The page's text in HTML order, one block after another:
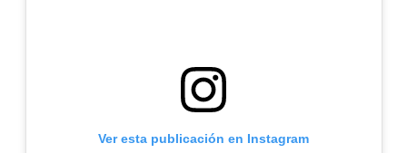
Ver esta publicación en Instagram